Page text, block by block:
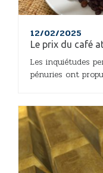
12/02/2025
Le prix du café
Les inquiétudes
pénuries ont